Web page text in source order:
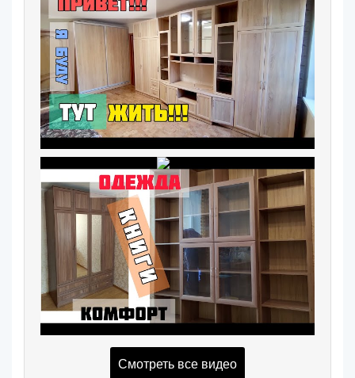
Смотреть все видео